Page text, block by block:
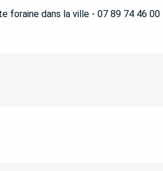
foraine dans la ville - 07 89 74 46 00